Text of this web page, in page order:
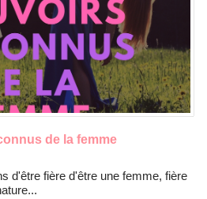
de la femme
d'être fière d'être une femme, fière